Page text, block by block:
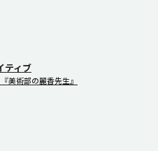
ティブ
美術部の麗香先生』